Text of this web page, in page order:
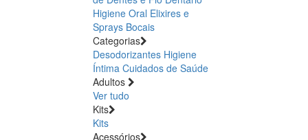
Higiene Oral Elixires e
Sprays Bocais
Categorias
Desodorizantes Higiene
Íntima Cuidados de Saúde
Adultos
Ver tudo
Kits
Kits
Acessórios